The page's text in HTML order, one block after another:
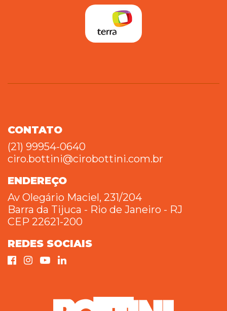
CONTATO
(21) 99954-0640
ciro.bottini@cirobottini.com.br
ENDEREÇO
Av Olegário Maciel, 231/204
Barra da Tijuca - Rio de Janeiro - RJ
CEP 22621-200
REDES SOCIAIS